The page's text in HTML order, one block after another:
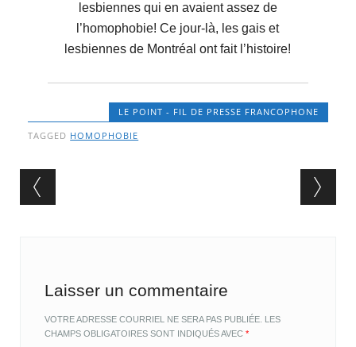
lesbiennes qui en avaient assez de
l’homophobie! Ce jour-là, les gais et
lesbiennes de Montréal ont fait l’histoire!
LE POINT - FIL DE PRESSE FRANCOPHONE
TAGGED HOMOPHOBIE
Post navigation
Laisser un commentaire
VOTRE ADRESSE COURRIEL NE SERA PAS PUBLIÉE. LES
CHAMPS OBLIGATOIRES SONT INDIQUÉS AVEC*